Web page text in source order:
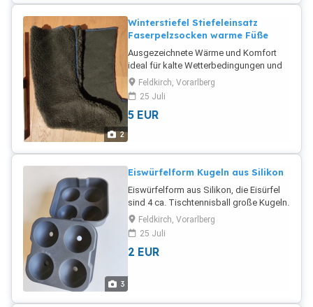
2
Winterstiefel Stiefeleinsatz
Faserpelzsocken warme Füße
Ausgezeichnete Wärme und Komfort
ideal für kalte Wetterbedingungen und
lange Outdoor-Einsätze Neuware Größe
45
Feldkirch, Vorarlberg
25 Juli
5 EUR
3
Eiswürfelform Kugeln aus Silikon
Eiswürfelform aus Silikon, die Eisürfel
sind 4 ca. Tischtennisball große Kugeln.
Feldkirch, Vorarlberg
25 Juli
2 EUR